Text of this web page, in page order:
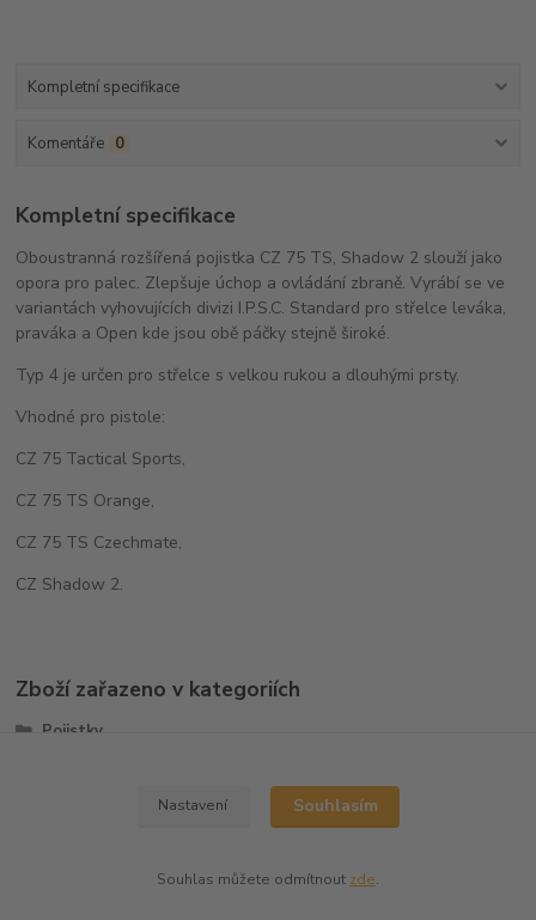
Kompletní specifikace
Komentáře 0
Kompletní specifikace
Oboustranná rozšířená pojistka CZ 75 TS, Shadow 2 slouží jako
opora pro palec. Zlepšuje úchop a ovládání zbraně. Vyrábí se ve
variantách vyhovujících divizi I.P.S.C. Standard pro střelce leváka,
praváka a Open kde jsou obě páčky stejně široké.
Typ 4 je určen pro střelce s velkou rukou a dlouhými prsty.
Vhodné pro pistole:
CZ 75 Tactical Sports,
CZ 75 TS Orange,
CZ 75 TS Czechmate,
CZ Shadow 2.
Zboží zařazeno v kategoriích
Pojistky
Nastavení Souhlasím
Souhlas můžete odmítnout zde.